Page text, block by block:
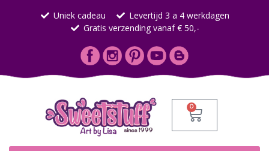
Uniek cadeau
Levertijd 3 a 4 werkdagen
Gratis verzending vanaf € 50,-
0